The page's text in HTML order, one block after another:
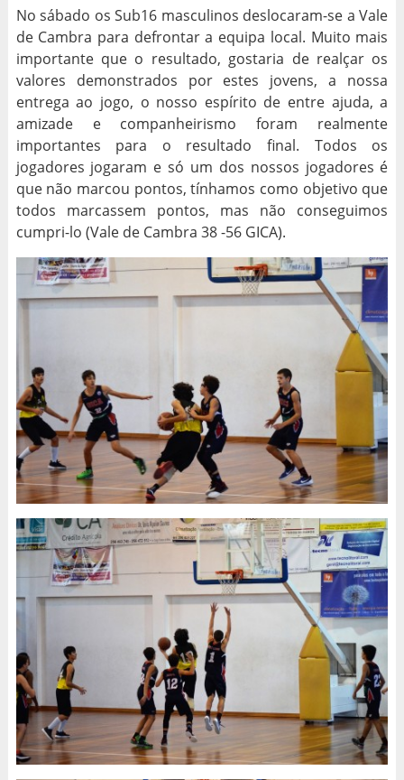
No sábado os Sub16 masculinos deslocaram-se a Vale
de Cambra para defrontar a equipa local. Muito mais
importante que o resultado, gostaria de realçar os
valores demonstrados por estes jovens, a nossa
entrega ao jogo, o nosso espírito de entre ajuda, a
amizade e companheirismo foram realmente
importantes para o resultado final. Todos os
jogadores jogaram e só um dos nossos jogadores é
que não marcou pontos, tínhamos como objetivo que
todos marcassem pontos, mas não conseguimos
cumpri-lo (Vale de Cambra 38 -56 GICA).